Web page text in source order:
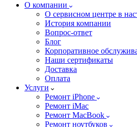
О компании
О сервисном центре в
История компании
Вопрос-ответ
Блог
Корпоративное
Наши сертификаты
Доставка
Оплата
Услуги
Ремонт iPhone
Ремонт iMac
Ремонт MacBook
Ремонт ноутбуков